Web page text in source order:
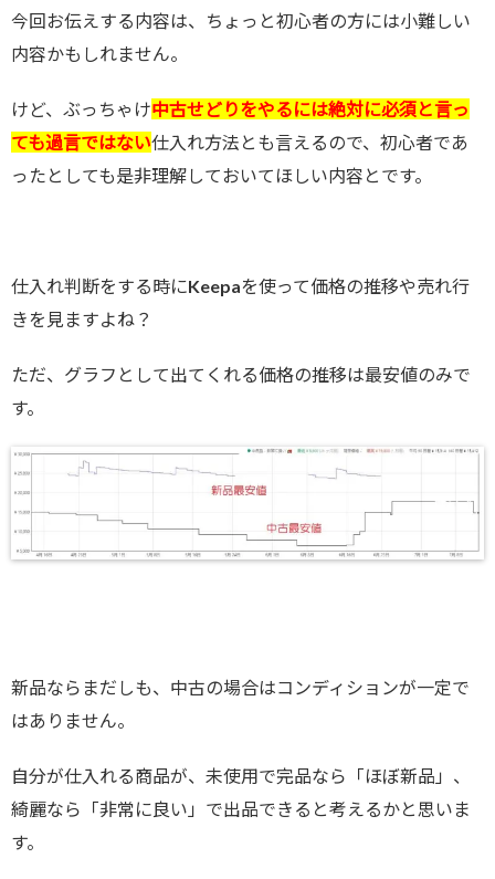
今回お伝えする内容は、ちょっと初心者の方には小難しい
内容かもしれません。
けど、ぶっちゃけ中古せどりをやるには絶対に必須と言っ
ても過言ではない仕入れ方法とも言えるので、初心者であ
ったとしても是非理解しておいてほしい内容とです。
仕入れ判断をする時にKeepaを使って価格の推移や売れ行
きを見ますよね？
ただ、グラフとして出てくれる価格の推移は最安値のみで
す。
新品ならまだしも、中古の場合はコンディションが一定で
はありません。
自分が仕入れる商品が、未使用で完品なら「ほぼ新品」、
綺麗なら「非常に良い」で出品できると考えるかと思いま
す。